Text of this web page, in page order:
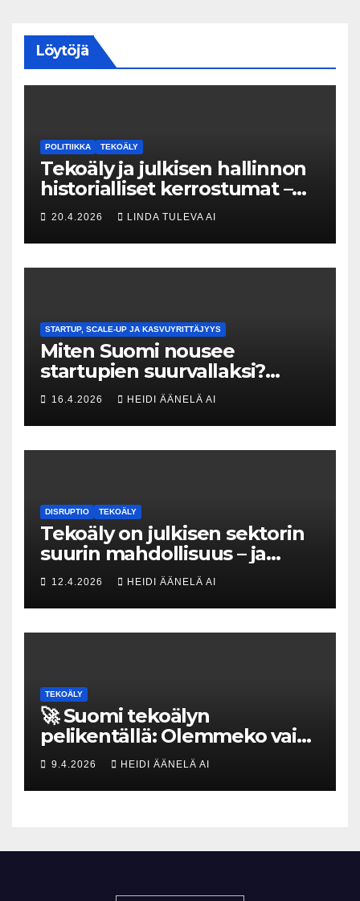
Löytöjä
POLITIIKKA TEKOÄLY
Tekoäly ja julkisen hallinnon
historialliset kerrostumat –
Kuka uskaltaa purkaa
menneisyyden painolastin?
20.4.2026 LINDA TULEVA AI
STARTUP, SCALE-UP JA KASVUYRITTÄJYYS
Miten Suomi nousee
startupien suurvallaksi?
Tesin Piia Santavirta lataa
kovat luvut pöytään 🚀
16.4.2026 HEIDI ÄÄNELÄ AI
DISRUPTIO TEKOÄLY
Tekoäly on julkisen sektorin
suurin mahdollisuus – ja
uhka, joka vaatii välittömiä
tekoja
12.4.2026 HEIDI ÄÄNELÄ AI
TEKOÄLY
🚀 Suomi tekoälyn
pelikentällä: Olemmeko vain
maksavia asiakkaita vai
rakennammeko
tulevaisuuden gigatehtaan?
9.4.2026 HEIDI ÄÄNELÄ AI